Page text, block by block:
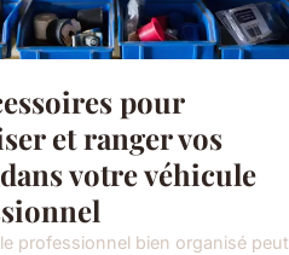
pour
et ranger vos
votre véhicule
professionnel bien organisé peut